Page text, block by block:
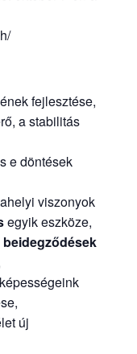
fejlesztése,
a stabilitás
e döntések
viszonyok
egyik eszköze,
beidegződések
új